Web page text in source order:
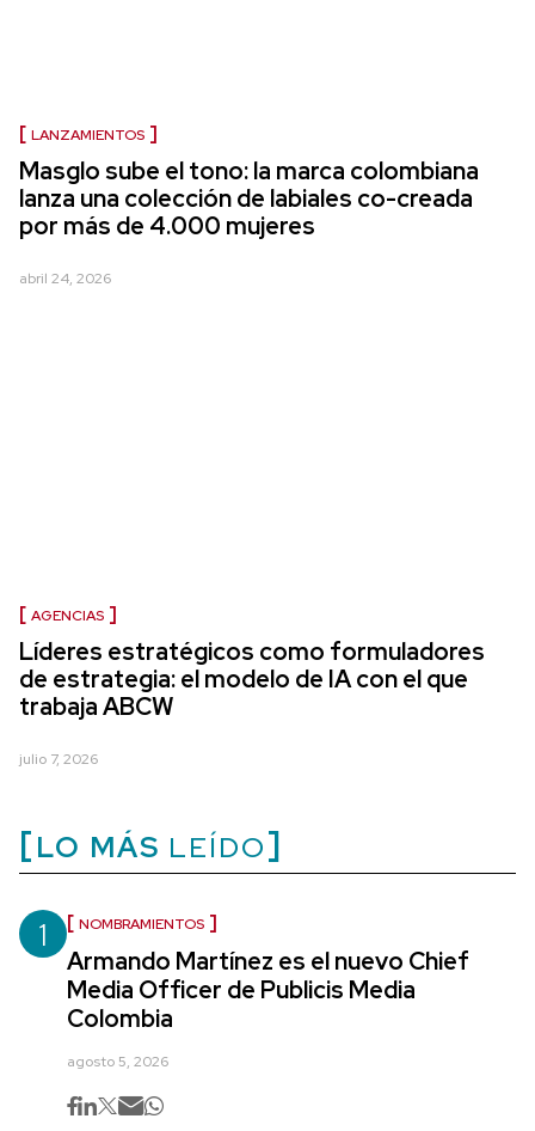
LANZAMIENTOS
Masglo sube el tono: la marca colombiana
lanza una colección de labiales co-creada
por más de 4.000 mujeres
abril 24, 2026
AGENCIAS
Líderes estratégicos como formuladores
de estrategia: el modelo de IA con el que
trabaja ABCW
julio 7, 2026
LO MÁS LEÍDO
1 NOMBRAMIENTOS
Armando Martínez es el nuevo Chief
Media Officer de Publicis Media
Colombia
agosto 5, 2026